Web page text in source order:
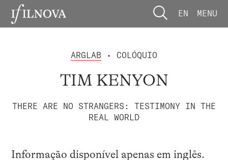
EN MENU
ARGLAB • COLÓQUIO
TIM KENYON
THERE ARE NO STRANGERS: TESTIMONY IN THE
REAL WORLD
Informação disponível apenas em inglês.